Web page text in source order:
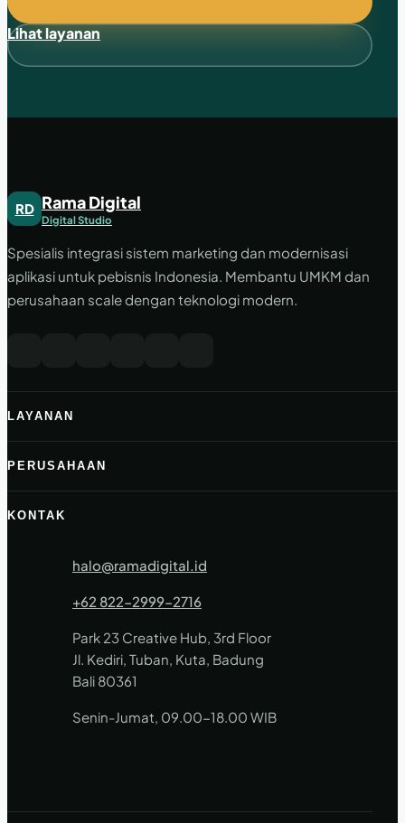
Lihat layanan
RD Rama Digital
Digital Studio
Spesialis integrasi sistem marketing dan modernisasi
aplikasi untuk pebisnis Indonesia. Membantu UMKM dan
perusahaan scale dengan teknologi modern.
LAYANAN
PERUSAHAAN
KONTAK
halo@ramadigital.id
+62 822-2999-2716
Park 23 Creative Hub, 3rd Floor
Jl. Kediri, Tuban, Kuta, Badung
Bali 80361
Senin-Jumat, 09.00-18.00 WIB